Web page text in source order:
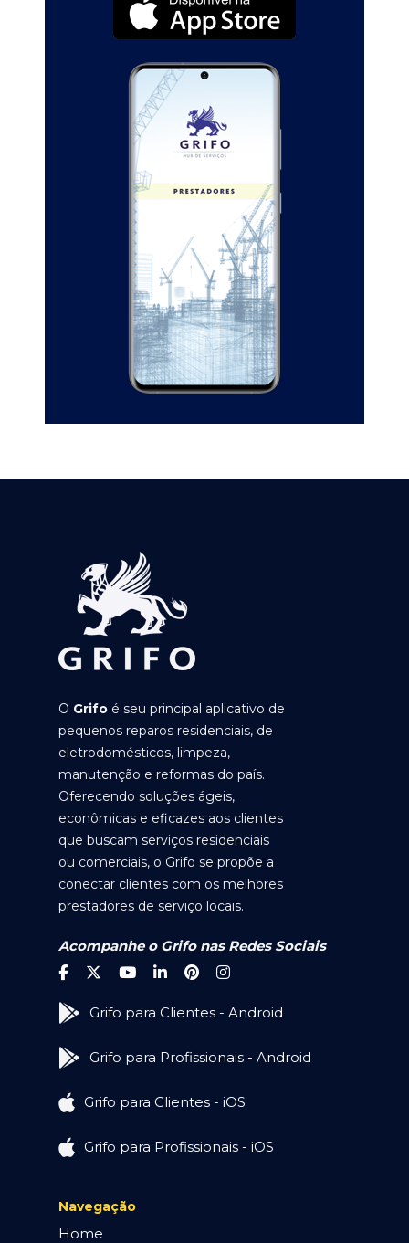
O Grifo é seu principal aplicativo de
pequenos reparos residenciais, de
eletrodomésticos, limpeza,
manutenção e reformas do país.
Oferecendo soluções ágeis,
econômicas e eficazes aos clientes
que buscam serviços residenciais
ou comerciais, o Grifo se propõe a
conectar clientes com os melhores
prestadores de serviço locais.
Acompanhe o Grifo nas Redes Sociais
Grifo para Clientes - Android
Grifo para Profissionais - Android
Grifo para Clientes - iOS
Grifo para Profissionais - iOS
Navegação
Home